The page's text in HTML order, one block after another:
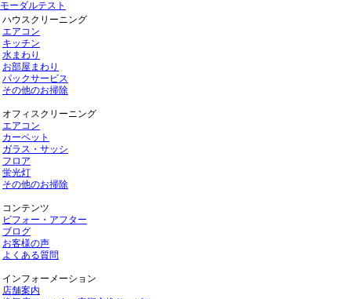
モーダルテスト
ハウスクリーニング
エアコン
キッチン
水まわり
お部屋まわり
パックサービス
その他のお掃除
オフィスクリーニング
エアコン
カーペット
ガラス・サッシ
フロア
蛍光灯
その他のお掃除
コンテンツ
ビフォー・アフター
ブログ
お客様の声
よくある質問
インフォーメーション
店舗案内